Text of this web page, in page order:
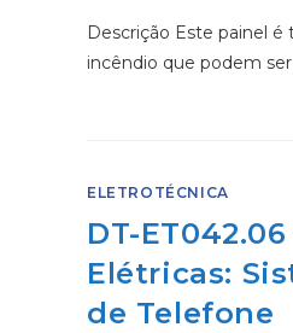
Descrição Este painel
incêndio que podem
ELETROTÉCNICA
DT-
Elétricas:
de Telefone